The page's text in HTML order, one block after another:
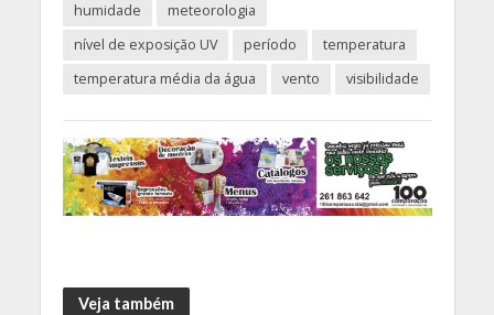
humidade
meteorologia
nível de exposição UV
período
temperatura
temperatura média da água
vento visibilidade
Veja também